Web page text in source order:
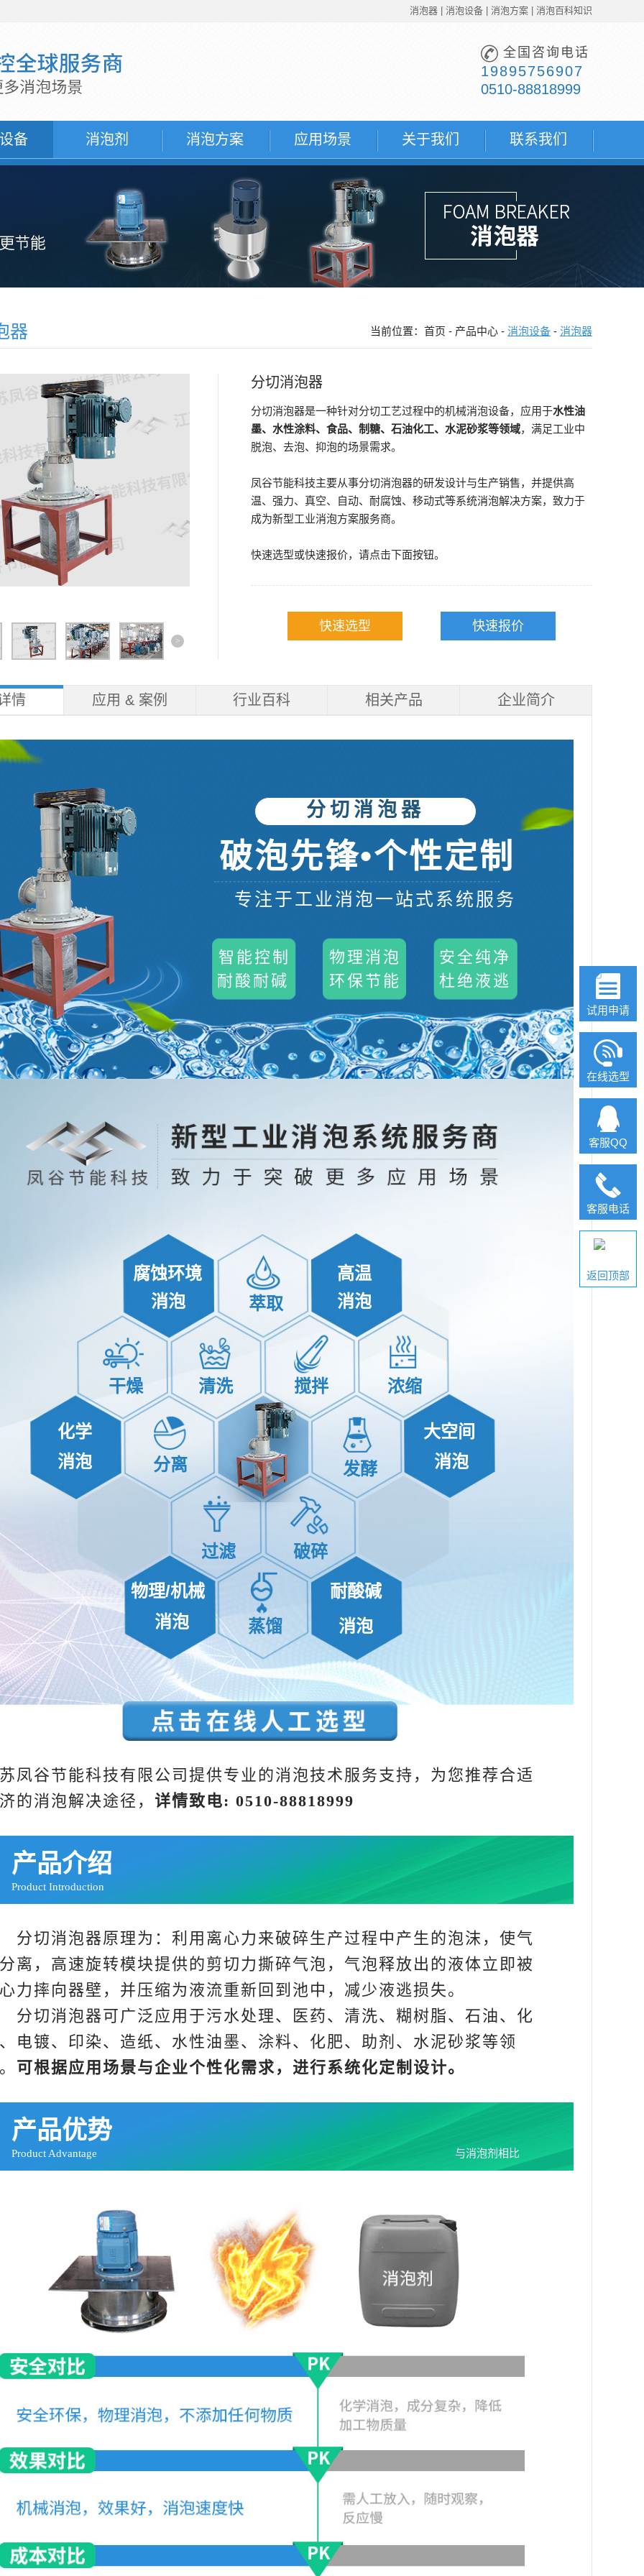
消泡器 消泡设备 消泡方案 消泡百科知识
全国咨询电话
19895756907
0510-88818999
备 消泡剂 消泡方案 应用场景 关于我们 联系我们
器 当前位置： 首页 - 产品中心 - 消泡设备 - 消泡器
>
分切消泡器
分切消泡器是一种针对分切工艺过程中的机械消泡设备，应用于水性油
墨、水性涂料、食品、制糖、石油化工、水泥砂浆等领域，满足工业中
脱泡、去泡、抑泡的场景需求。
凤谷节能科技主要从事分切消泡器的研发设计与生产销售，并提供高
温、强力、真空、自动、耐腐蚀、移动式等系统消泡解决方案，致力于
成为新型工业消泡方案服务商。
快速选型或快速报价，请点击下面按钮。
快速选型 快速报价
情 应用 & 案例 行业百科 相关产品 企业简介
分切消泡器
破泡先锋•个性定制
专注于工业消泡一站式系统服务
智能控制
耐酸耐碱
物理消泡
环保节能
杜绝液逃
安全纯净
腐蚀环境
消泡
萃取
高温
消泡
干燥 清洗 搅拌 浓缩
化学
消泡
分离 发酵
大空间
消泡
过滤 破碎
物理/机械
消泡
蒸馏
耐酸碱
消泡
凤谷节能科技有限公司提供专业的消泡技术服务支持，为您推荐合适
的消泡解决途径， 详情致电: 0510-88818999
产品介绍
Product Introduction
消泡器原理为：利用离心力来破碎生产过程中产生的泡沫，使气
离，高速旋转模块提供的剪切力撕碎气泡，气泡释放出的液体立即被
力摔向器壁，并压缩为液流重新回到池中，减少液逃损失。
消泡器可广泛应用于污水处理、医药、清洗、糊树脂、石油、化
电镀、印染、造纸、水性油墨、涂料、化肥、助剂、水泥砂浆等领
可根据应用场景与企业个性化需求，进行系统化定制设计。
产品优势
Product Advantage 与消泡剂相比
试用申请
在线选型
客服QQ
客服电话
返回顶部